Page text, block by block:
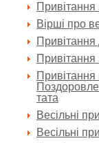
Привітання
Вірші про
Привітання
Привітання
Привітання
тата
Весільні
Весільні